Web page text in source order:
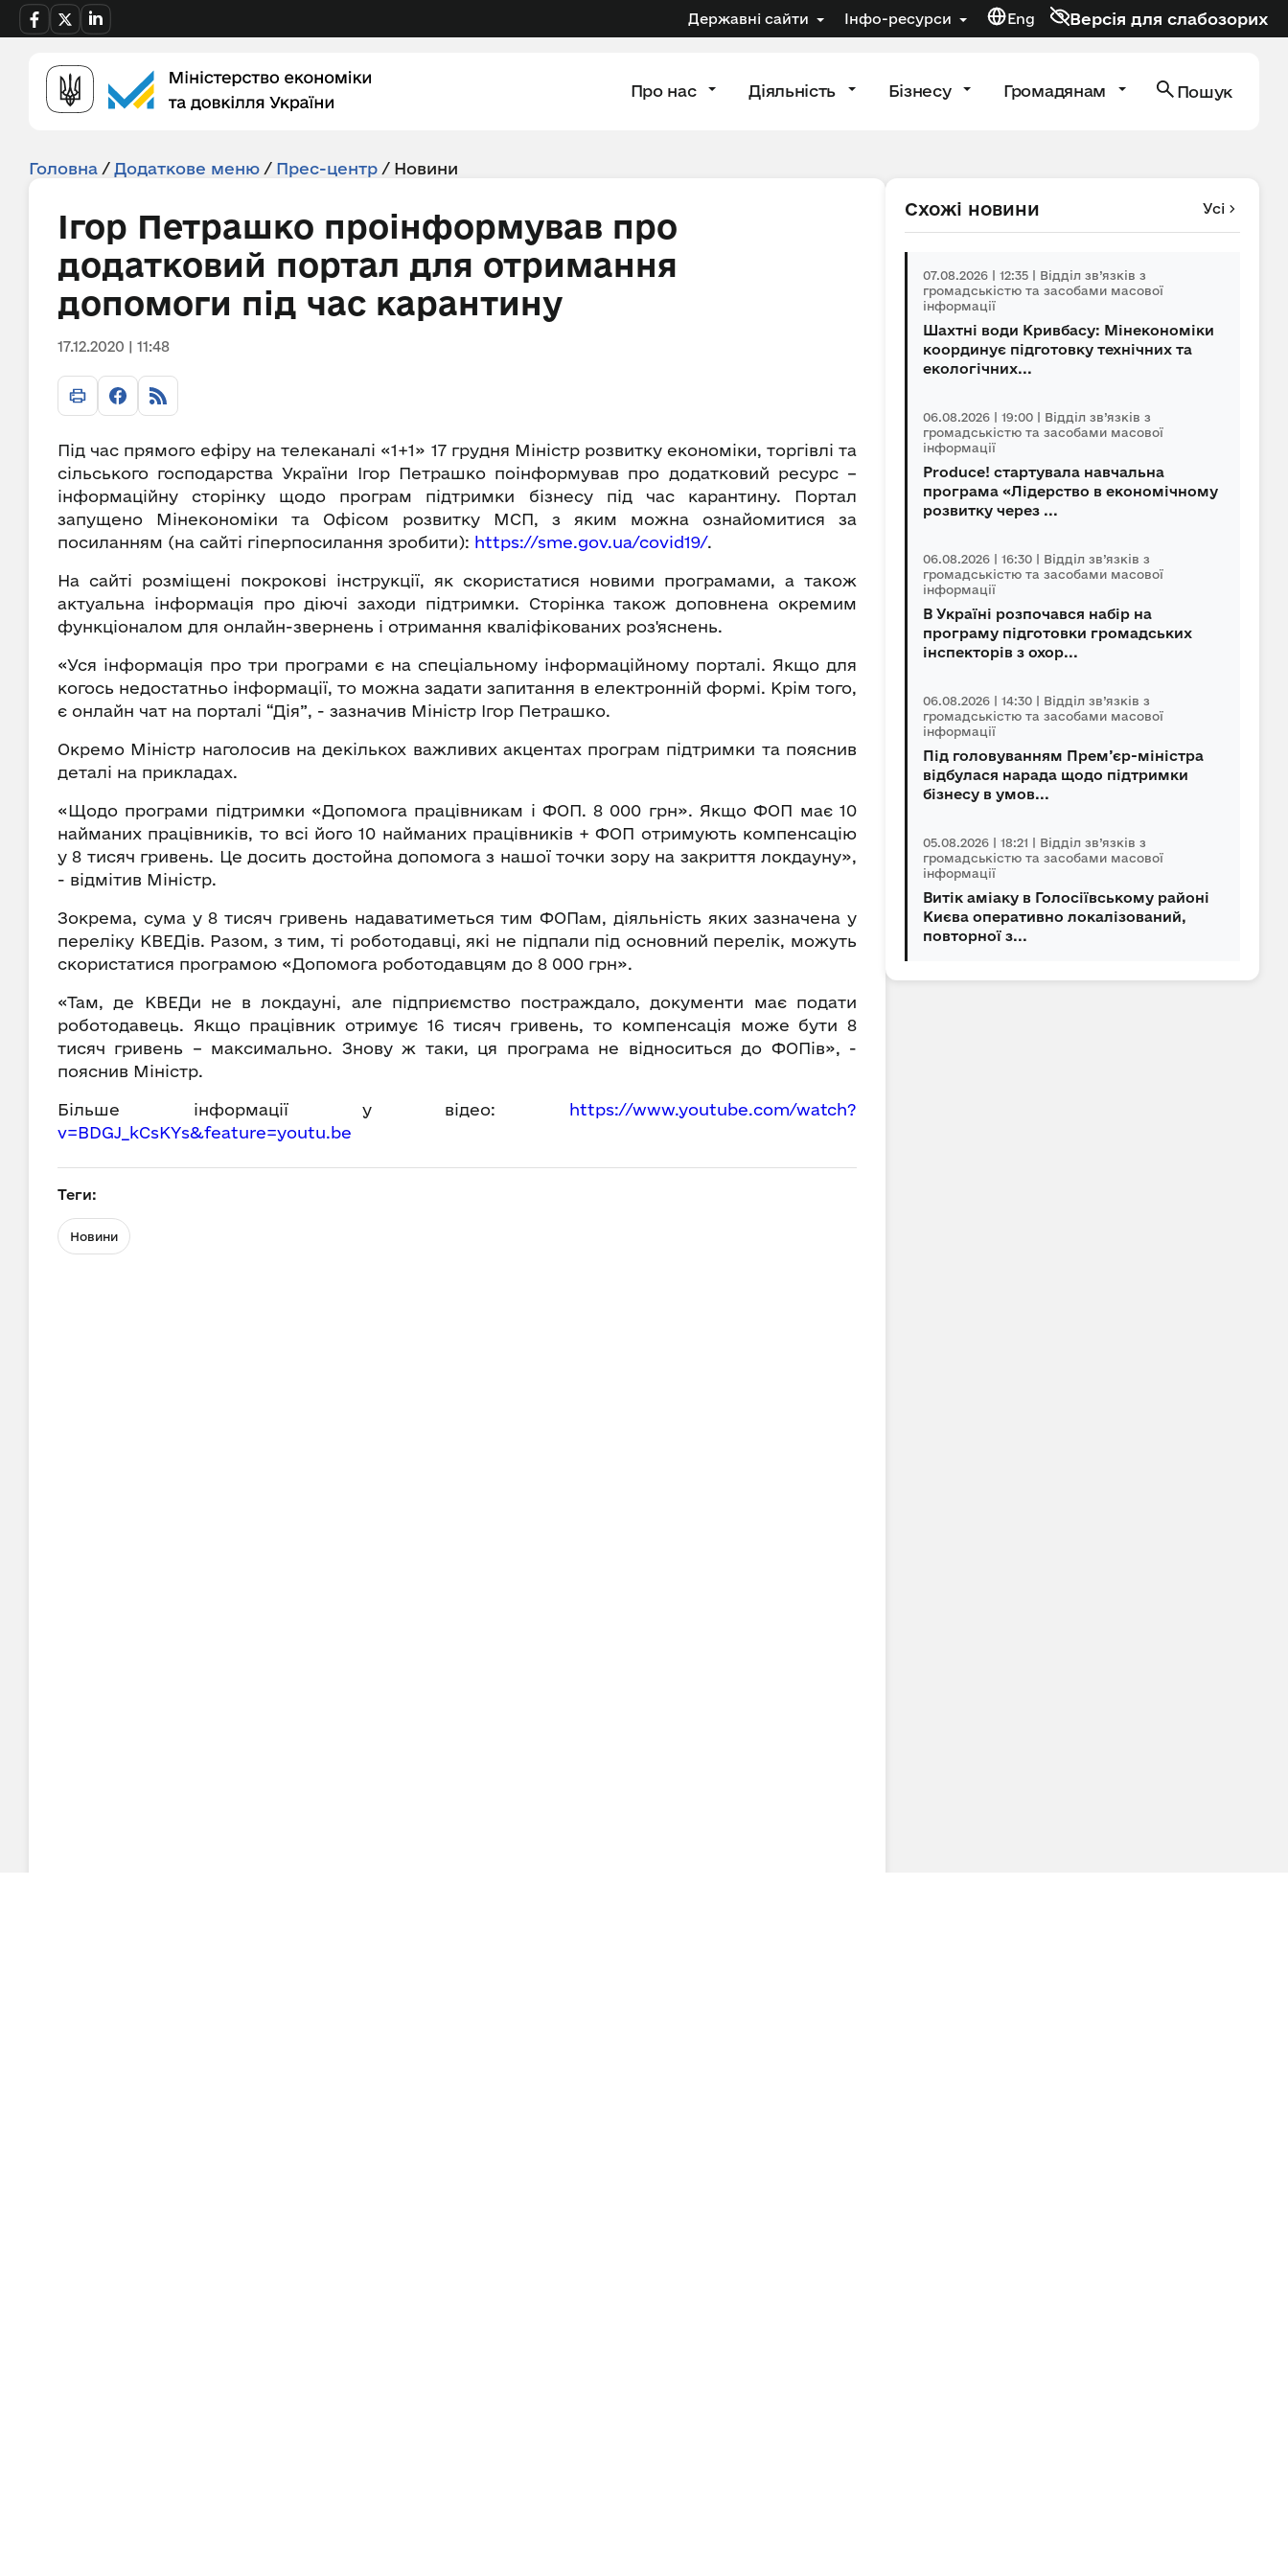
Державні сайти Інфо-ресурси Eng Версія для слабозорих
Про нас Діяльність Бізнесу Громадянам Пошук
Головна / Додаткове меню / Прес-центр / Новини
Ігор Петрашко проінформував про
додатковий портал для отримання
допомоги під час карантину
17.12.2020 | 11:48
Під час прямого ефіру на телеканалі «1+1» 17 грудня Міністр розвитку економіки, торгівлі та
сільського господарства України Ігор Петрашко поінформував про додатковий ресурс –
інформаційну сторінку щодо програм підтримки бізнесу під час карантину. Портал
запущено Мінекономіки та Офісом розвитку МСП, з яким можна ознайомитися за
посиланням (на сайті гіперпосилання зробити): https://sme.gov.ua/covid19/.
На сайті розміщені покрокові інструкції, як скористатися новими програмами, а також
актуальна інформація про діючі заходи підтримки. Сторінка також доповнена окремим
функціоналом для онлайн-звернень і отримання кваліфікованих роз'яснень.
«Уся інформація про три програми є на спеціальному інформаційному порталі. Якщо для
когось недостатньо інформації, то можна задати запитання в електронній формі. Крім того,
є онлайн чат на порталі “Дія”, - зазначив Міністр Ігор Петрашко.
Окремо Міністр наголосив на декількох важливих акцентах програм підтримки та пояснив
деталі на прикладах.
«Щодо програми підтримки «Допомога працівникам і ФОП. 8 000 грн». Якщо ФОП має 10
найманих працівників, то всі його 10 найманих працівників + ФОП отримують компенсацію
у 8 тисяч гривень. Це досить достойна допомога з нашої точки зору на закриття локдауну»,
- відмітив Міністр.
Зокрема, сума у 8 тисяч гривень надаватиметься тим ФОПам, діяльність яких зазначена у
переліку КВЕДів. Разом, з тим, ті роботодавці, які не підпали під основний перелік, можуть
скористатися програмою «Допомога роботодавцям до 8 000 грн».
«Там, де КВЕДи не в локдауні, але підприємство постраждало, документи має подати
роботодавець. Якщо працівник отримує 16 тисяч гривень, то компенсація може бути 8
тисяч гривень – максимально. Знову ж таки, ця програма не відноситься до ФОПів», -
пояснив Міністр.
Більше інформації у відео: https://www.youtube.com/watch?
v=BDGJ_kCsKYs&feature=youtu.be
Теги:
Новини
Схожі новини Усі
07.08.2026 | 12:35 | Відділ зв’язків з
громадськістю та засобами масової
інформації
Шахтні води Кривбасу: Мінекономіки
координує підготовку технічних та
екологічних...
06.08.2026 | 19:00 | Відділ зв’язків з
громадськістю та засобами масової
інформації
Produce! стартувала навчальна
програма «Лідерство в економічному
розвитку через ...
06.08.2026 | 16:30 | Відділ зв’язків з
громадськістю та засобами масової
інформації
В Україні розпочався набір на
програму підготовки громадських
інспекторів з охор...
06.08.2026 | 14:30 | Відділ зв’язків з
громадськістю та засобами масової
інформації
Під головуванням Прем’єр-міністра
відбулася нарада щодо підтримки
бізнесу в умов...
05.08.2026 | 18:21 | Відділ зв’язків з
громадськістю та засобами масової
інформації
Витік аміаку в Голосіївському районі
Києва оперативно локалізований,
повторної з...